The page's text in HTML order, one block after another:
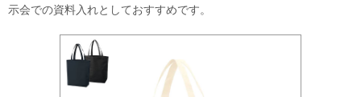
示会での資料入れとしておすすめです。